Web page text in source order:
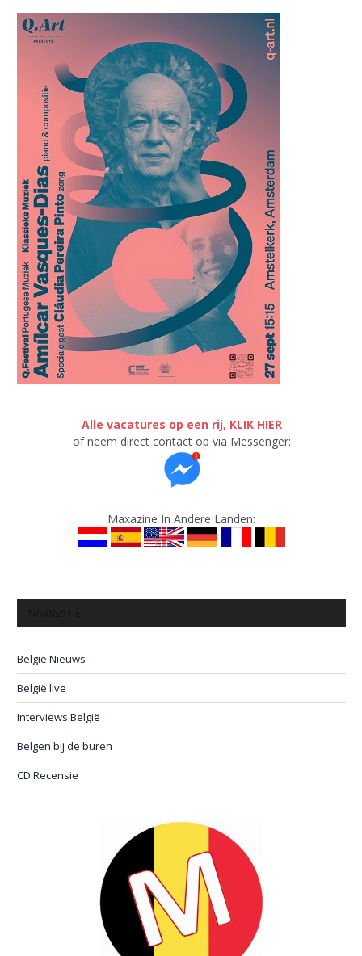
Alle vacatures op een rij, KLIK HIER
of neem direct contact op via Messenger:
Maxazine In Andere Landen:
België Nieuws
België live
Interviews België
Belgen bij de buren
CD Recensie